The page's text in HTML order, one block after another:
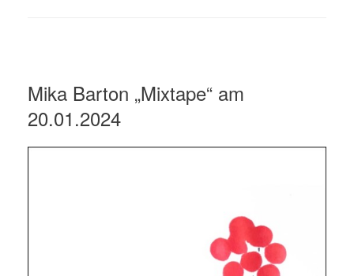
Mika Barton „Mixtape“ am
20.01.2024